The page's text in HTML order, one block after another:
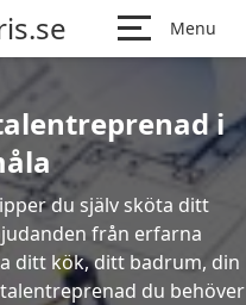
Menu
i
du själv sköta ditt
från erfarna
ditt kök, ditt badrum, din
du behöver